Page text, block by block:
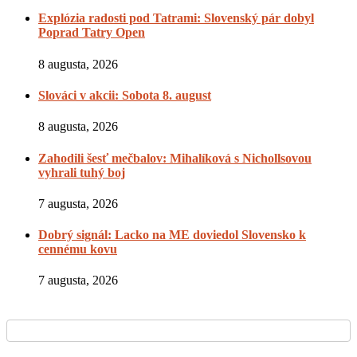
Explózia radosti pod Tatrami: Slovenský pár dobyl
Poprad Tatry Open
8 augusta, 2026
Slováci v akcii: Sobota 8. august
8 augusta, 2026
Zahodili šesť mečbalov: Mihalíková s Nichollsovou
vyhrali tuhý boj
7 augusta, 2026
Dobrý signál: Lacko na ME doviedol Slovensko k
cennému kovu
7 augusta, 2026